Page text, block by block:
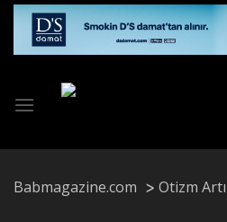
Skip
content
Babmagazine.com Otizm